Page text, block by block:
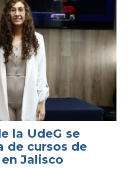
la UdeG se
de cursos de
Jalisco